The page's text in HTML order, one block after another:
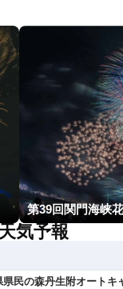
第39回関門海峡
気予報
県民の森丹生附オートキ